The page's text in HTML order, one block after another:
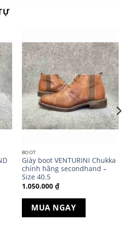
BOOT
Giày boot VENTURINI Chukka
chính hãng secondhand –
Size 40.5
1.050.000 ₫
MUA NGAY